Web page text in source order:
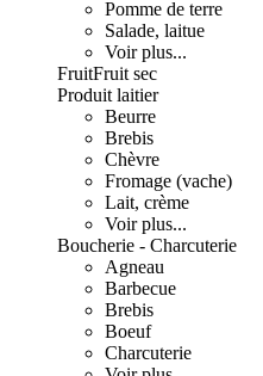
Pomme de terre
Salade, laitue
Voir plus...
FruitFruit sec
Produit laitier
Beurre
Brebis
Chèvre
Fromage (vache)
Lait, crème
Voir plus...
Boucherie - Charcuterie
Agneau
Barbecue
Brebis
Boeuf
Charcuterie